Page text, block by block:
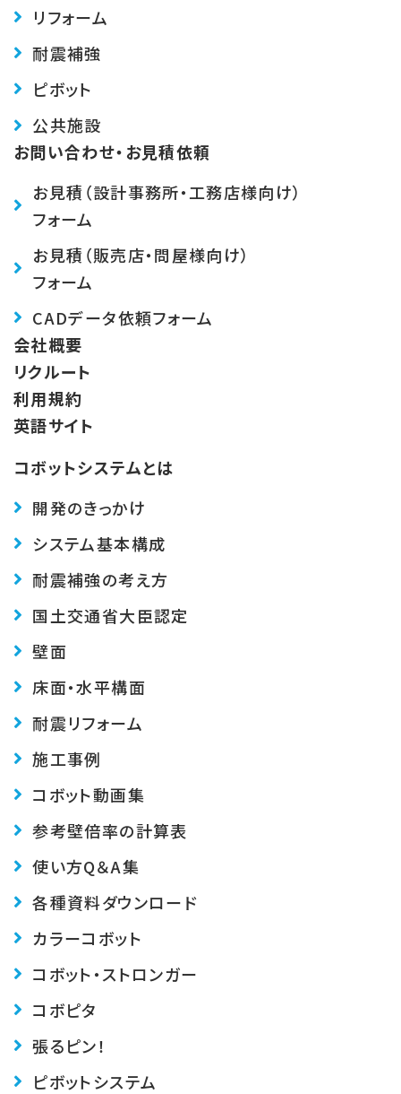
リフォーム
耐震補強
ピボット
公共施設
お問い合わせ・お見積依頼
お見積（設計事務所・工務店様向け）
フォーム
お見積（販売店・問屋様向け）
フォーム
CADデータ依頼フォーム
会社概要
リクルート
利用規約
英語サイト
コボットシステムとは
開発のきっかけ
システム基本構成
耐震補強の考え方
国土交通省大臣認定
壁面
床面・水平構面
耐震リフォーム
施工事例
コボット動画集
参考壁倍率の計算表
使い方Q＆A集
各種資料ダウンロード
カラーコボット
コボット・ストロンガー
コボピタ
張るピン！
ピボットシステム